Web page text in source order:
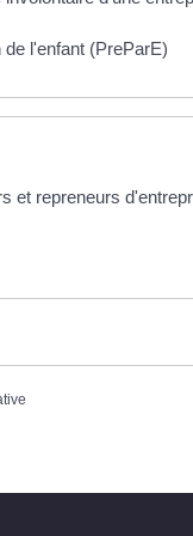
l'enfant (PreParE)
et repreneurs